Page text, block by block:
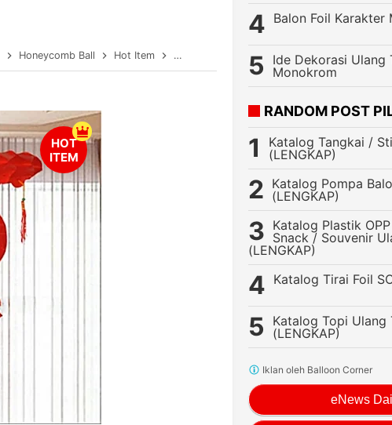
Honeycomb Ball Hot Item Lampion Gantung Perlengkapan Pesta
Balon Foil Karakter
Ide Dekorasi Ulang
Monokrom
RANDOM POST
Katalog Tangkai /
(LENGKAP)
Katalog Pompa
(LENGKAP)
Katalog Plastik
Snack / Souvenir
(LENGKAP)
Katalog Tirai Foil
Katalog Topi Ulang
(LENGKAP)
eNews
Iklan oleh Balloon Corner